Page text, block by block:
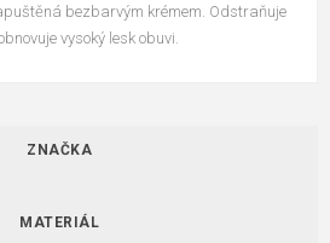
bezbarvým krémem. Odstraňuje
vysoký lesk obuvi.
ZNAČKA
MATERIÁL